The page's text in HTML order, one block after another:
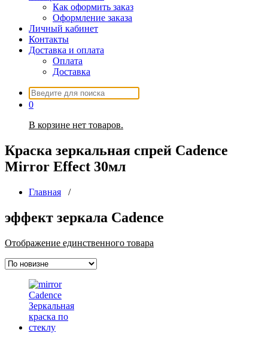
Как оформить заказ
Оформление заказа
Личный кабинет
Контакты
Доставка и оплата
Оплата
Доставка
Искать:
0
В корзине нет товаров.
Краска зеркальная спрей Cadence
Mirror Effect 30мл
Главная /
эффект зеркала Cadence
Отображение единственного товара